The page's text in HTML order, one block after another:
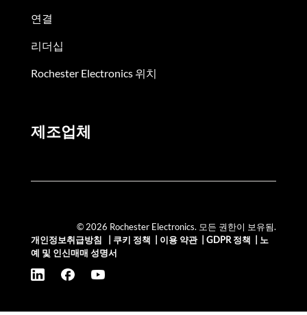
연결
리더십
Rochester Electronics 위치
제조업체
© 2026 Rochester Electronics. 모든 권한이 보유됨.
개인정보취급방침
쿠키 정책 이용 약관| GDPR 정책
노
예 및 인신매매 성명서